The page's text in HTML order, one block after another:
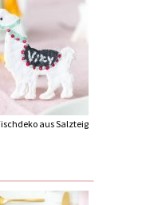
aus Salzteig